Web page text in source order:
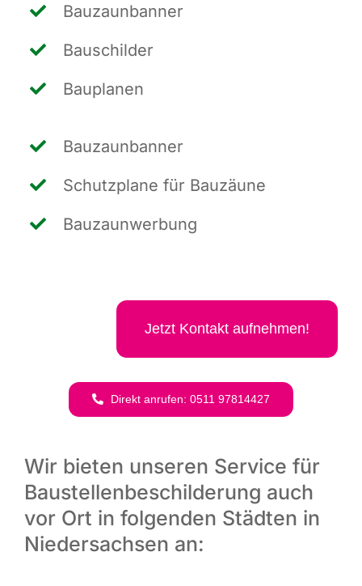
Bau­zaun­ban­ner
Bau­schil­der
Bau­pla­nen
Bau­zaun­ban­ner
Schutz­pla­ne für Bauzäune
Bau­zaun­wer­bung
Jetzt Kon­takt aufnehmen!
Direkt anru­fen: 0511 97814427
Wir bieten unseren Service für
Baustellenbeschilderung auch
vor Ort in folgenden Städten in
Niedersachsen an: